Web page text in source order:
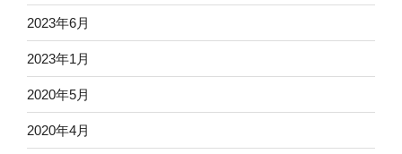
2023年6月
2023年1月
2020年5月
2020年4月